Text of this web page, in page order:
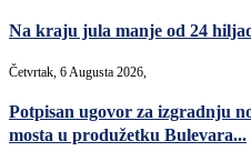
Na kraju jula manje od 24
Četvrtak, 6 Augusta 2026,
Potpisan ugovor za izgradnju
mosta u produžetku Bulevara...